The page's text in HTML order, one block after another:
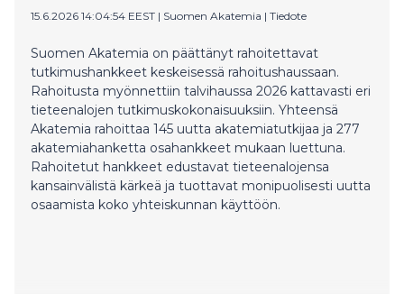
15.6.2026 14:04:54 EEST | Suomen Akatemia | Tiedote
Suomen Akatemia on päättänyt rahoitettavat
tutkimushankkeet keskeisessä rahoitushaussaan.
Rahoitusta myönnettiin talvihaussa 2026 kattavasti eri
tieteenalojen tutkimuskokonaisuuksiin. Yhteensä
Akatemia rahoittaa 145 uutta akatemiatutkijaa ja 277
akatemiahanketta osahankkeet mukaan luettuna.
Rahoitetut hankkeet edustavat tieteenalojensa
kansainvälistä kärkeä ja tuottavat monipuolisesti uutta
osaamista koko yhteiskunnan käyttöön.